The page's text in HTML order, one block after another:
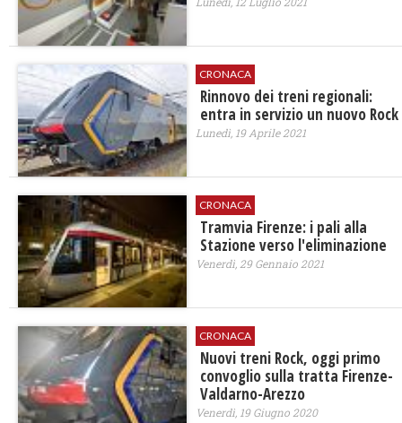
CRONACA
Rinnovo dei treni regionali:
entra in servizio un nuovo Rock
Lunedì, 19 Aprile 2021
CRONACA
Tramvia Firenze: i pali alla
Stazione verso l'eliminazione
Venerdì, 29 Gennaio 2021
CRONACA
Nuovi treni Rock, oggi primo
convoglio sulla tratta Firenze-
Valdarno-Arezzo
Venerdì, 19 Giugno 2020